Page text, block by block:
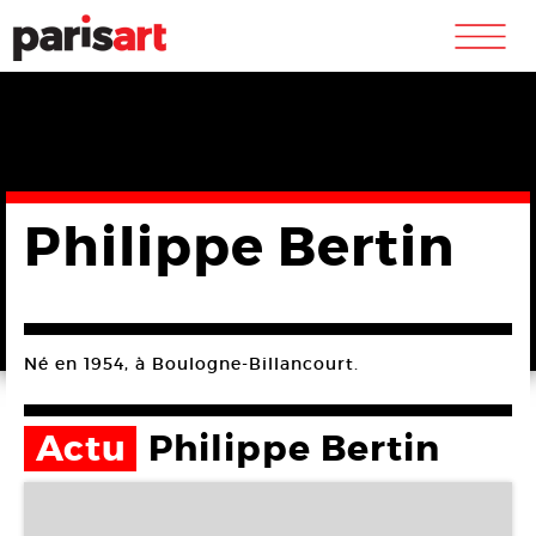
m
Philippe Bertin
Né en 1954, à Boulogne-Billancourt.
Actu Philippe Bertin